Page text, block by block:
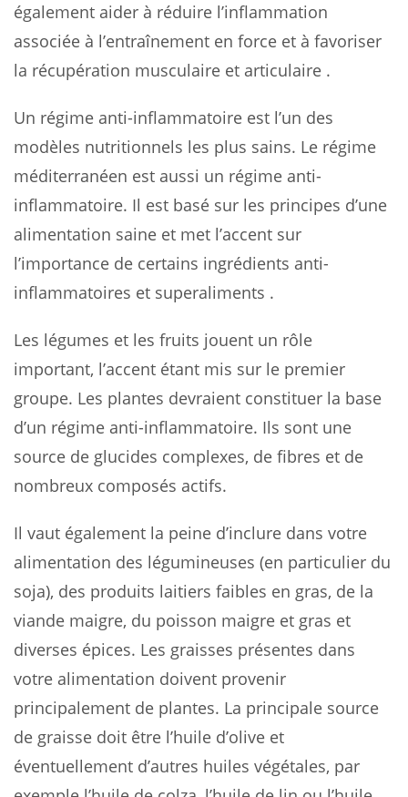
également aider à réduire l’inflammation
associée à l’entraînement en force et à favoriser
la récupération musculaire et articulaire .
Un régime anti-inflammatoire est l’un des
modèles nutritionnels les plus sains. Le régime
méditerranéen est aussi un régime anti-
inflammatoire. Il est basé sur les principes d’une
alimentation saine et met l’accent sur
l’importance de certains ingrédients anti-
inflammatoires et superaliments .
Les légumes et les fruits jouent un rôle
important, l’accent étant mis sur le premier
groupe. Les plantes devraient constituer la base
d’un régime anti-inflammatoire. Ils sont une
source de glucides complexes, de fibres et de
nombreux composés actifs.
Il vaut également la peine d’inclure dans votre
alimentation des légumineuses (en particulier du
soja), des produits laitiers faibles en gras, de la
viande maigre, du poisson maigre et gras et
diverses épices. Les graisses présentes dans
votre alimentation doivent provenir
principalement de plantes. La principale source
de graisse doit être l’huile d’olive et
éventuellement d’autres huiles végétales, par